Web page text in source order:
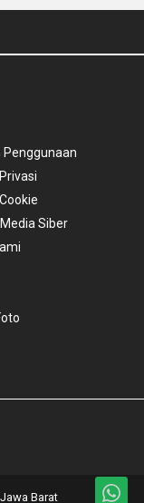
Penggunaan
Siber
Barat